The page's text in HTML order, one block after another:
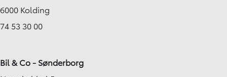
6000 Kolding
74 53 30 00
Bil & Co - Sønderborg